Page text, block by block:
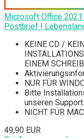
Microsoft Office
Postbrief |
KEINE CD /
EINEM
NUR FÜR
Bitte
unseren
NICHT FÜR
49,90 EUR